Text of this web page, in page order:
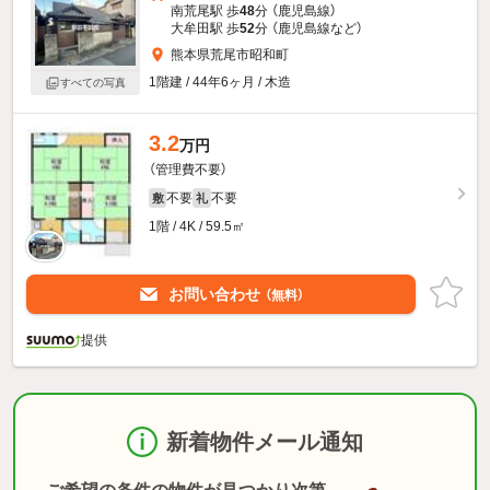
すべての写真
南荒尾駅 歩48分 （鹿児島線）
大牟田駅 歩52分 （鹿児島線など）
熊本県荒尾市昭和町
1階建 / 44年6ヶ月 / 木造
3.2万円
（管理費不要）
敷 不要 礼 不要
1階 / 4K / 59.5㎡
お問い合わせ （無料）
提供
新着物件メール通知